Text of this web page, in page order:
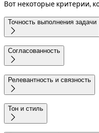
Вот некоторые критерии,
Точность выполнения задачи

Согласованность

Релевантность и связность

Тон и стиль
